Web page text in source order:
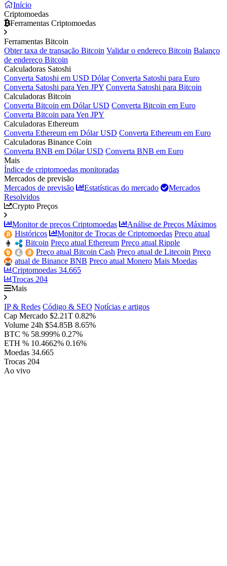
Início
Criptomoedas
Ferramentas Criptomoedas
Ferramentas Bitcoin
Obter taxa de transação Bitcoin Validar o endereço Bitcoin Balanço
de endereço Bitcoin
Calculadoras Satoshi
Converta Satoshi em USD Dólar Converta Satoshi para Euro
Converta Satoshi para Yen JPY Converta Satoshi para Bitcoin
Calculadoras Bitcoin
Converta Bitcoin em Dólar USD Converta Bitcoin em Euro
Converta Bitcoin para Yen JPY
Calculadoras Ethereum
Converta Ethereum em Dólar USD Converta Ethereum em Euro
Calculadoras Binance Coin
Converta BNB em Dólar USD Converta BNB em Euro
Mais
Índice de criptomoedas monitoradas
Mercados de previsão
Mercados de previsão
Estatísticas do mercado
Mercados
Resolvidos
Crypto Preços
Monitor de preços Criptomoedas
Análise de Preços Máximos
Históricos
Monitor de Trocas de Criptomoedas Preço atual
Bitcoin Preço atual Ethereum Preço atual Ripple
Preço atual Bitcoin Cash Preço atual de Litecoin Preço
atual de Binance BNB Preço atual Monero Mais Moedas
Criptomoedas 34.665
Trocas 204
Mais
IP & Redes Código & SEO Notícias e artigos
Cap Mercado $2.21T 0.82%
Volume 24h $54.85B 8.65%
BTC % 58.999% 0.27%
ETH % 10.4662% 0.16%
Moedas 34.665
Trocas 204
Ao vivo